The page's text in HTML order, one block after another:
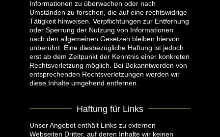
Informationen zu überwachen oder nach
Umständen zu forschen, die auf eine rechtswidrige
Tätigkeit hinweisen. Verpflichtungen zur Entfernung
oder Sperrung der Nutzung von Informationen
nach den allgemeinen Gesetzen bleiben hiervon
unberührt. Eine diesbezügliche Haftung ist jedoch
erst ab dem Zeitpunkt der Kenntnis einer konkreten
Rechtsverletzung möglich. Bei Bekanntwerden von
entsprechenden Rechtsverletzungen werden wir
diese Inhalte umgehend entfernen.
Haftung für Links
Unser Angebot enthält Links zu externen
Webseiten Dritter, auf deren Inhalte wir keinen